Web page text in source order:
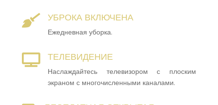
 УБРОКА ВКЛЮЧЕНА
Ежедневная уборка.
 ТЕЛЕВИДЕНИЕ
Наслаждайтесь телевизором с плоским
экраном с многочисленными каналами.